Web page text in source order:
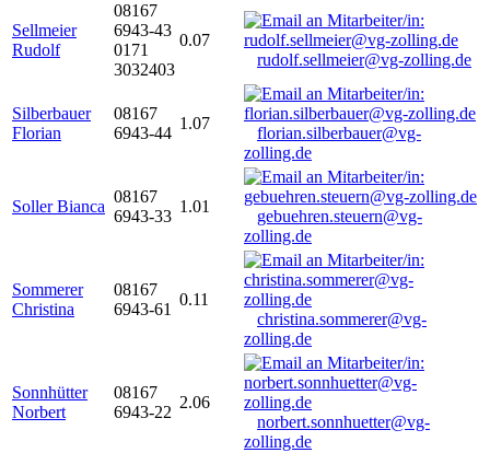
Sellmeier
Rudolf
08167
6943-43
0171
3032403
0.07
rudolf.sellmeier@vg-zolling.de
Silberbauer
Florian
08167
6943-44
1.07
florian.silberbauer@vg-
zolling.de
Soller Bianca
08167
6943-33
1.01
gebuehren.steuern@vg-
zolling.de
Sommerer
Christina
08167
6943-61
0.11
christina.sommerer@vg-
zolling.de
Sonnhütter
Norbert
08167
6943-22
2.06
norbert.sonnhuetter@vg-
zolling.de